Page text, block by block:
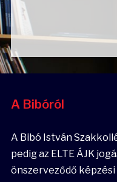
A Bibóról
A Bibó István
pedig az ELTE ÁJK
önszerveződő képzési